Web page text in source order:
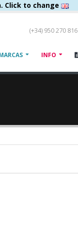
Click to change
(+34) 950 270 816
INFO